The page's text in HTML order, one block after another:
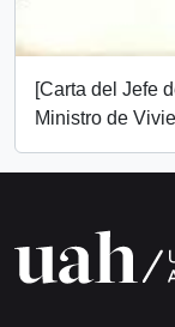
[Carta del Jefe
Ministro de